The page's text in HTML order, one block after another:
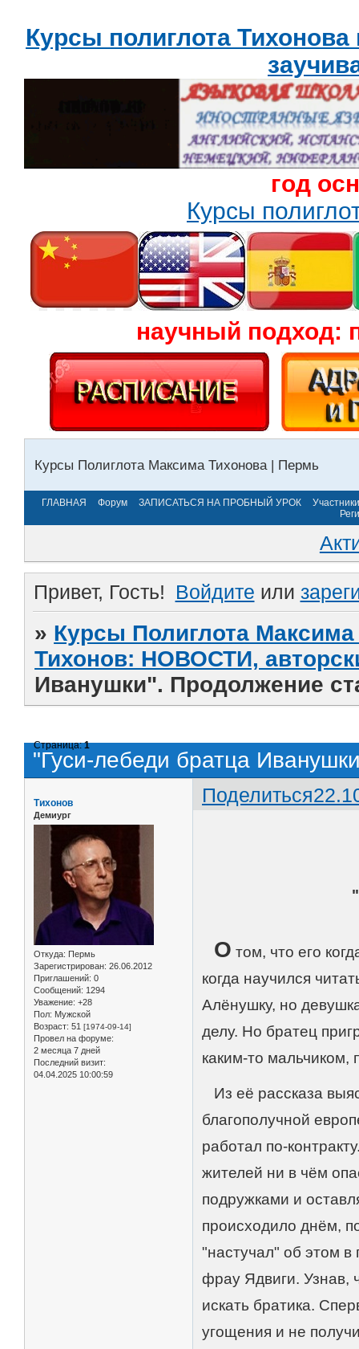
Курсы полиглота
год
Курсы
научный подход:
Курсы Полиглота Максима Тихонова | Пермь
ГЛАВНАЯ Форум ЗАПИСАТЬСЯ НА ПРОБНЫЙ УРОК
Участники
Привет, Гость! Войдите или
» Курсы Полиглота
Тихонов: НОВОСТИ,
Иванушки". Продолжение
"Гуси-лебеди братца
Страница:1
Поделиться
Тихонов
Демиург
Откуда: Пермь
Зарегистрирован: 26.06.2012
Приглашений: 0
Сообщений: 1294
Уважение: +28
Пол: Мужской
Возраст: 51 [1974-09-14]
Провел на форуме:
2 месяца 7 дней
Последний визит:
04.04.2025 10:00:59
О том, что его
когда научился
Алёнушку, но
делу. Но братец
каким-то мальчиком,
Из её рассказа
благополучной
работал по-
жителей ни в чём
подружками и
происходило днём,
"настучал" об этом
фрау Ядвиги. Узнав,
искать братика.
угощения и не